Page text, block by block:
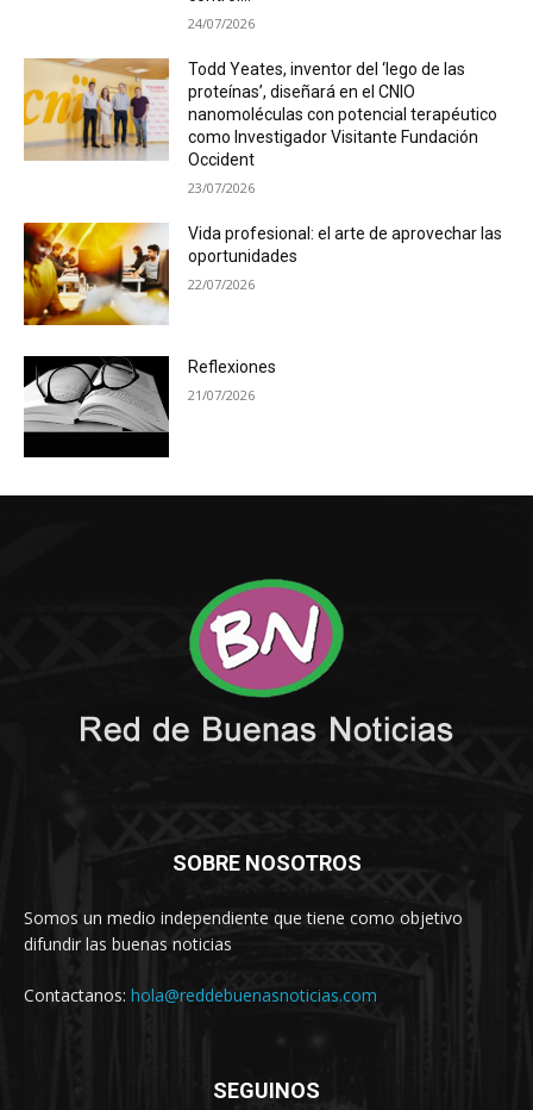
24/07/2026
Todd Yeates, inventor del ‘lego de las
proteínas’, diseñará en el CNIO
nanomoléculas con potencial terapéutico
como Investigador Visitante Fundación
Occident
23/07/2026
Vida profesional: el arte de aprovechar las
oportunidades
22/07/2026
Reflexiones
21/07/2026
SOBRE NOSOTROS
Somos un medio independiente que tiene como objetivo
difundir las buenas noticias
Contactanos: hola@reddebuenasnoticias.com
SEGUINOS